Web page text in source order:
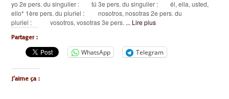
yo 2e pers. du singulier : tú 3e pers. du singulier : él, ella, usted,
ello* 1ère pers. du pluriel : nosotros, nosotras 2e pers. du
pluriel : vosotros, vosotras 3e pers. ... Lire plus
Partager :
WhatsApp Telegram
J’aime ça :